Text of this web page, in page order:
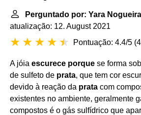
Perguntado por: Yara
atualização: 12. August 2021
Pontuação: 4.4/5 (
A jóia escurece porque se forma
de sulfeto de prata, que tem cor
devido à reação da prata com
existentes no ambiente, geralmente
compostos é o gás sulfídrico que